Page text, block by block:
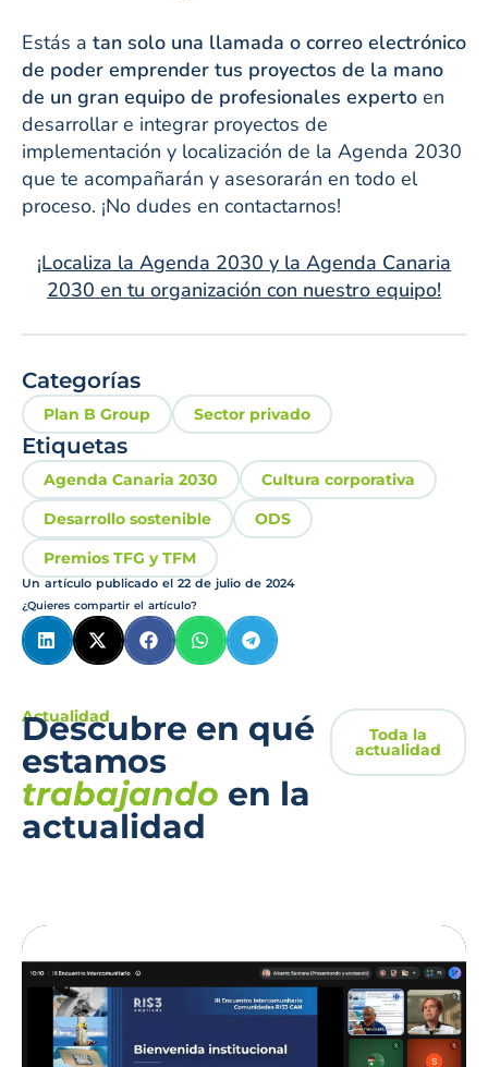
Estás a tan solo una llamada o correo electrónico
de poder emprender tus proyectos de la mano
de un gran equipo de profesionales experto en
desarrollar e integrar proyectos de
implementación y localización de la Agenda 2030
que te acompañarán y asesorarán en todo el
proceso. ¡No dudes en contactarnos!
¡Localiza la Agenda 2030 y la Agenda Canaria
2030 en tu organización con nuestro equipo!
Categorías
Plan B Group Sector privado
Etiquetas
Agenda Canaria 2030
Cultura corporativa
Desarrollo sostenible
ODS
Premios TFG y TFM
Un artículo publicado el22 de julio de 2024
¿Quieres compartir el artículo?
Actualidad
Descubre en qué
estamos
trabajando en la
actualidad
Toda la
actualidad